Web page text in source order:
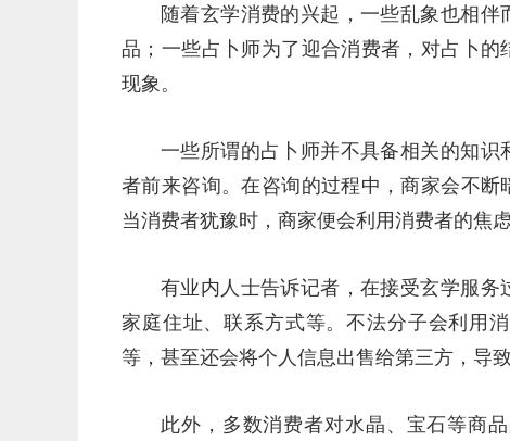
随着玄学消费的兴起，一些乱象也相
品；一些占卜师为了迎合消费者，对占卜
现象。
一些所谓的占卜师并不具备相关的知
者前来咨询。在咨询的过程中，商家会不断
当消费者犹豫时，商家便会利用消费者的焦
有业内人士告诉记者，在接受玄学服务
家庭住址、联系方式等。不法分子会利用
等，甚至还会将个人信息出售给第三方，导
此外，多数消费者对水晶、宝石等商